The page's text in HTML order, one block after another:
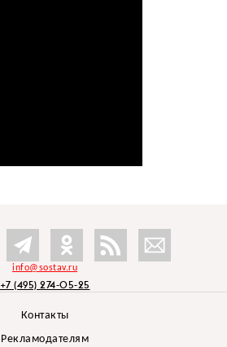
info@sostav.ru
+7 (495) 274-05-25
Контакты
Рекламодателям